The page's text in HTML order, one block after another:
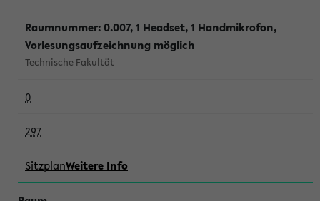
Raumnummer: 0.007, 1 Headset, 1 Handmikrofon,
Vorlesungsaufzeichnung möglich
Technische Fakultät
0
297
SitzplanWeitere Info